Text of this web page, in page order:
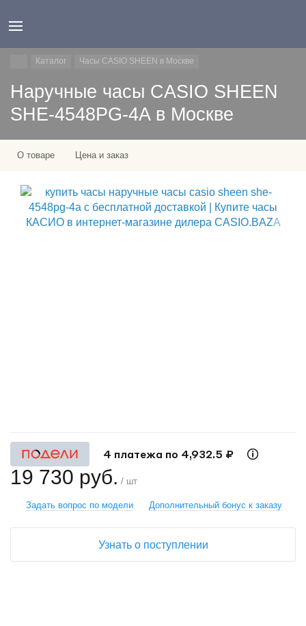
Каталог Часы CASIO SHEEN в Москве
Наручные часы CASIO SHEEN
SHE-4548PG-4A в Москве
О товаре Цена и заказ
4 платежа по 4,932.5 ₽
19 730 руб. / шт
Задать вопрос по модели Дополнительный бонус к заказу
Узнать о поступлении